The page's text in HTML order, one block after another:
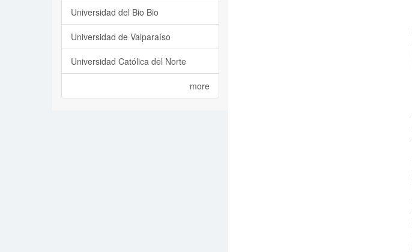
Universidad del Bio Bio
Universidad de Valparaíso
Universidad Católica del Norte
more